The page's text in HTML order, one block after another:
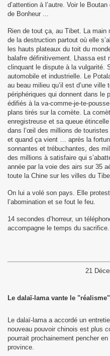
d’attention à l’autre. Voir le
de Bonheur ...
Rien de tout ça, au Tibet. La
de la destruction partout où elle
les hauts plateaux du toit du
balafre définitivement. Lhassa est
clinquant le dispute à la vulgarité.
automobile et industrielle. Le
au beau milieu qu’il est d’une
périphériques qui donnent dans le
édifiés à la va-comme-je-te-
plans tirés sur la comète. La
enregistreuse et sa queue
dans l’œil des millions de
et quand ça vient … après la
sonnantes et trébuchantes, des
des millions à satisfaire qui
année par la voie des airs sur 35
toute la Chine sur les villes du
On lui a volé son pays. Elle
l’abomination et se fout le feu.
14 secondes d’horreur, un
accompagne le temps du
21
Le dalaï-lama vante le
Le dalaï-lama a accordé un
nouveau pouvoir chinois est plus
pourrait prochainement pencher
province.